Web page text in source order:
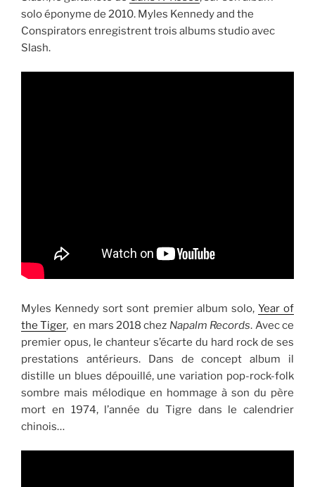
solo éponyme de 2010. Myles Kennedy and the
Conspirators enregistrent trois albums studio avec
Slash.
Myles Kennedy sort sont premier album solo, Year of
the Tiger, en mars 2018 chez Napalm Records. Avec ce
premier opus, le chanteur s’écarte du hard rock de ses
prestations antérieurs. Dans de concept album il
distille un blues dépouillé, une variation pop-rock-folk
sombre mais mélodique en hommage à son du père
mort en 1974, l’année du Tigre dans le calendrier
chinois…